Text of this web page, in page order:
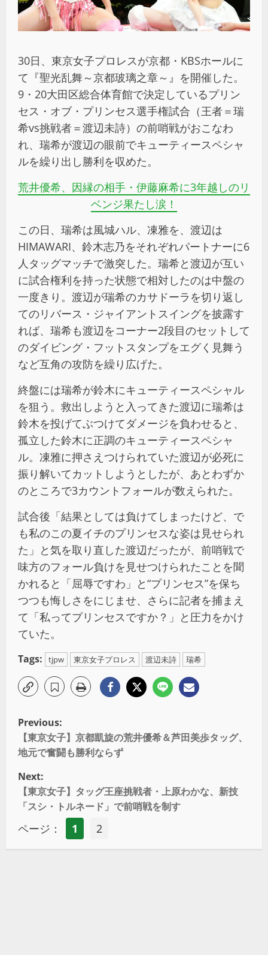
30日、東京女子プロレスが京都・KBSホールに
て『聖光乱舞～京都玻璃之章～』を開催した。
9・20大田区総合体育館で決定しているプリン
セス・オブ・プリンセス選手権試合（王者＝瑞
希vs挑戦者＝渡辺未詩）の前哨戦がおこなわ
れ、瑞希が渡辺の眼前でキューティースペシャ
ルを繰り出し勝利を収めた。
荒井優希、因縁の相手・伊藤麻希に3年越しのリ
ベンジ果たし涙！
この日、瑞希は風城ハル、凍雅を、渡辺は
HIMAWARI、鈴木志乃をそれぞれパートナーに6
人タッグマッチで激突した。瑞希と渡辺が互い
に試合権利を持った状態で相対したのは中盤の
一度きり。渡辺が瑞希のカサドーラを切り返し
てのリバース・ジャイアントスイングを披露す
れば、瑞希も渡辺をコーナー2段目のセットして
のダイビング・フットスタンプをエグく見舞う
など互角の攻防を繰り広げた。
終盤には瑞希が鈴木にキューティースペシャル
を狙う。救出しようと入ってきた渡辺に瑞希は
鈴木を投げてぶつけてダメージを負わせると、
孤立した鈴木に正調のキューティースペシャ
ル。凍雅に押さえつけられていた渡辺が必死に
振り解いてカットしようとしたが、あとわずか
のところで3カウントフォールが数えられた。
試合後「結果としては負けてしまったけど、で
も私のこの夏イチのプリンセスな姿は見せられ
た」と気を取り直した渡辺だったが、前哨戦で
味方のフォール負けを見せつけられたことを聞
かれると「屈辱ですわ」と“プリンセス”を保ち
つつも悔しさをにじませ、さらに記者を捕まえ
て「私ってプリンセスですか？」と圧力をかけ
ていた。
Tags: tjpw 東京女子プロレス 渡辺未詩 瑞希
Previous:
【東京女子】京都凱旋の荒井優希＆芦田美歩タッグ、
地元で奮闘も勝利ならず
Next:
【東京女子】タッグ王座挑戦者・上原わかな、新技
「スシ・トルネード」で前哨戦を制す
ページ： 1 2